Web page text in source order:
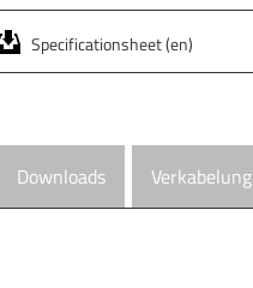
Specificationsheet (en)
Downloads Verkabelung